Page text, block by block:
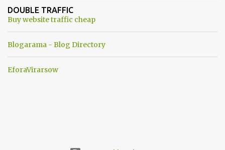
ancora una fantasia Nato o forse una "False Flag", per provocare
una guerra mondiale che difficilmente da menti sane, potrebbe
DOUBLE TRAFFIC
Buy website traffic cheap
Blogarama - Blog Directory
EforaVirarsow